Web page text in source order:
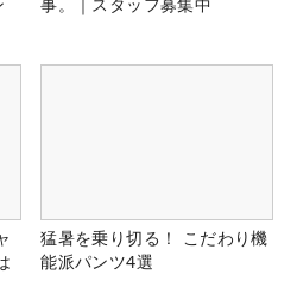
猛暑を乗り切る！ こだわり機
能派パンツ4選